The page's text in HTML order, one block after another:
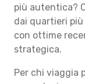
più autentica?
dai quartieri
con ottime
strategica.
Per chi viaggia